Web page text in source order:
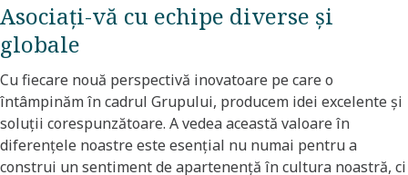
Asociați-vă cu echipe diverse și
globale​
Cu fiecare nouă perspectivă inovatoare pe care o
întâmpinăm în cadrul Grupului, producem idei excelente și
soluții corespunzătoare. A vedea această valoare în
diferențele noastre este esențial nu numai pentru a
construi un sentiment de apartenență în cultura noastră, ci